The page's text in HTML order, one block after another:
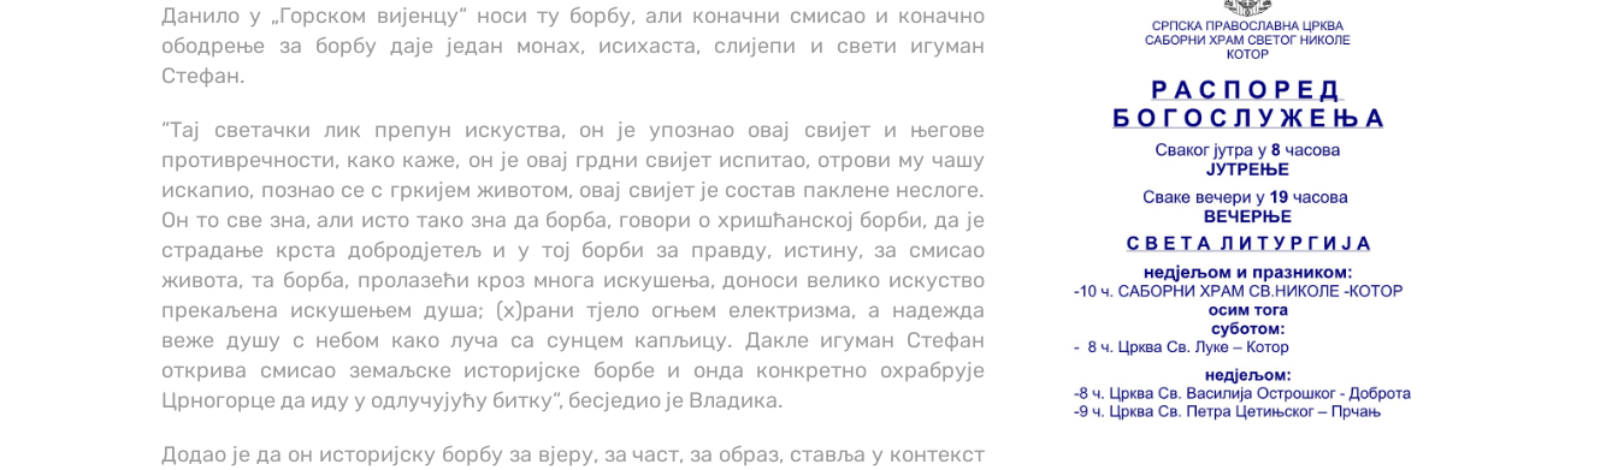
Данило у „Горском вијенцу“ носи ту борбу, али коначни смисао и коначно
ободрење за борбу даје један монах, исихаста, слијепи и свети игуман
Стефан.
“Тај светачки лик препун искуства, он је упознао овај свијет и његове
противречности, како каже, он је овај грдни свијет испитао, отрови му чашу
искапио, познао се с гркијем животом, овај свијет је состав паклене неслоге.
Он то све зна, али исто тако зна да борба, говори о хришћанској борби, да је
страдање крста добродјетељ и у тој борби за правду, истину, за смисао
живота, та борба, пролазећи кроз многа искушења, доноси велико искуство
прекаљена искушењем душа; (х)рани тјело огњем електризма, а надежда
веже душу с небом како луча са сунцем капљицу. Дакле игуман Стефан
открива смисао земаљске историјске борбе и онда конкретно охрабрује
Црногорце да иду у одлучујућу битку“, бесједио је Владика.
Додао је да он историјску борбу за вјеру, за част, за образ, ставља у контекст